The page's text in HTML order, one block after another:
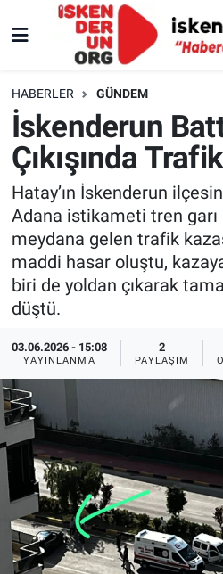
HABERLER GÜNDEM
İskenderun
Çıkışında
Hatay’ın İskenderun
Adana istikameti tren garı
meydana gelen trafik
maddi hasar oluştu,
biri de yoldan çıkarak
düştü.
03.06.2026 - 15:08
YAYINLANMA
2
PAYLAŞIM